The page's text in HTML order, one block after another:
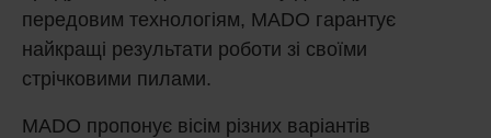
передовим технологіям, MADO гарантує
найкращі результати роботи зі своїми
стрічковими пилами.
MADO пропонує вісім різних варіантів